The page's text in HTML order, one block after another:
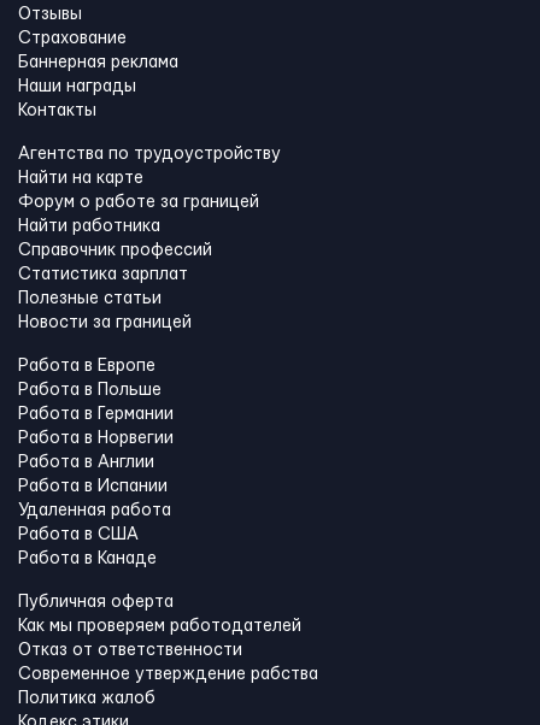
Отзывы
Страхование
Баннерная реклама
Наши награды
Контакты
Агентства по трудоустройству
Найти на карте
Форум о работе за границей
Найти работника
Справочник профессий
Статистика зарплат
Полезные статьи
Новости за границей
Работа в Европе
Работа в Польше
Работа в Германии
Работа в Норвегии
Работа в Англии
Работа в Испании
Удаленная работа
Работа в США
Работа в Канадe
Публичная оферта
Как мы проверяем работодателей
Отказ от ответственности
Современное утверждение рабства
Политика жалоб